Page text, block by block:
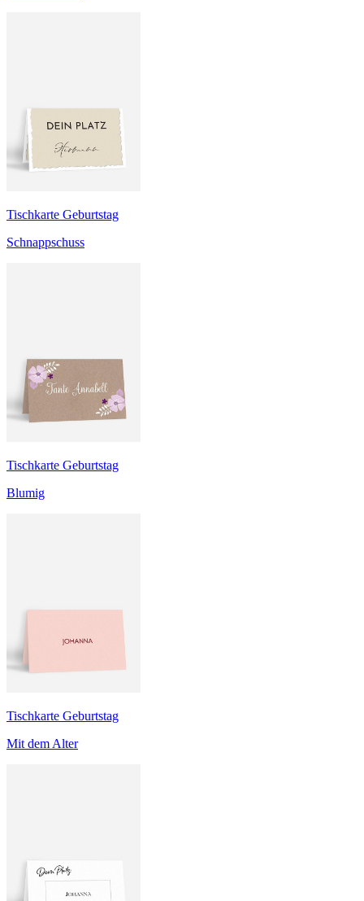
Tischkarte Geburtstag
Schnappschuss
Tischkarte Geburtstag
Blumig
Tischkarte Geburtstag
Mit dem Alter